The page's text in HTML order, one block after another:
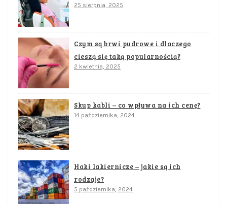
25 sierpnia, 2025
Czym są brwi pudrowe i dlaczego
cieszą się taką popularnością?
2 kwietnia, 2025
Skup kabli – co wpływa na ich cenę?
14 października, 2024
Haki lakiernicze – jakie są ich
rodzaje?
5 października, 2024